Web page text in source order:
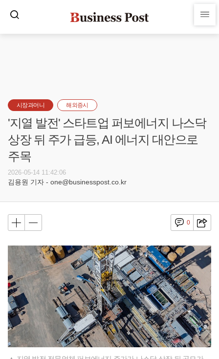
시장과머니 해외증시
'지열 발전' 스타트업 퍼보에너지 나스닥
상장 뒤 주가 급등, AI 에너지 대안으로
주목
2026-05-14 11:42:06
김용원 기자 - one@businesspost.co.kr
0